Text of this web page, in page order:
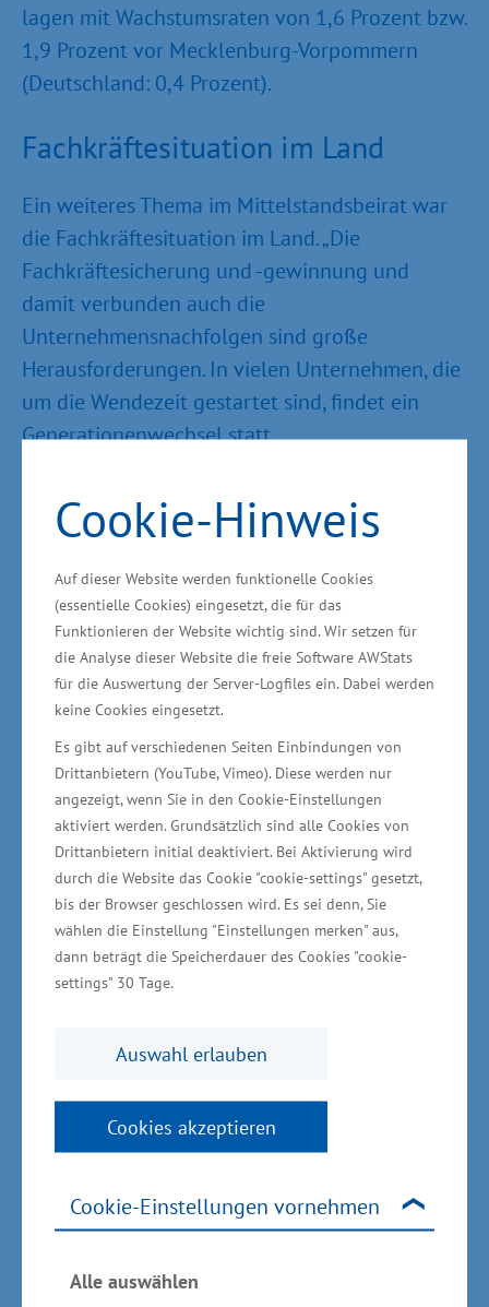
Cookie-Hinweis
Auf dieser Website werden funktionelle Cookies
(essentielle Cookies) eingesetzt, die für das
Funktionieren der Website wichtig sind. Wir setzen für
die Analyse dieser Website die freie Software AWStats
für die Auswertung der Server-Logfiles ein. Dabei werden
keine Cookies eingesetzt.
Es gibt auf verschiedenen Seiten Einbindungen von
Drittanbietern (YouTube, Vimeo). Diese werden nur
angezeigt, wenn Sie in den Cookie-Einstellungen
aktiviert werden. Grundsätzlich sind alle Cookies von
Drittanbietern initial deaktiviert. Bei Aktivierung wird
durch die Website das Cookie "cookie-settings" gesetzt,
bis der Browser geschlossen wird. Es sei denn, Sie
wählen die Einstellung "Einstellungen merken" aus,
dann beträgt die Speicherdauer des Cookies "cookie-
settings" 30 Tage.
Auswahl erlauben
Cookies akzeptieren
Cookie-Einstellungen vornehmen
Alle auswählen
lagen mit Wachstumsraten von 1,6 Prozent bzw.
1,9 Prozent vor Mecklenburg-Vorpommern
(Deutschland: 0,4 Prozent).
Fachkräftesituation im Land
Ein weiteres Thema im Mittelstandsbeirat war
die Fachkräftesituation im Land. „Die
Fachkräftesicherung und -gewinnung und
damit verbunden auch die
Unternehmensnachfolgen sind große
Herausforderungen. In vielen Unternehmen, die
um die Wendezeit gestartet sind, findet ein
Generationenwechsel statt.
Chancen, sich eine Perspektive in der Heimat
aufzubauen, den langjährig aufgebauten
bewahren und weiterzuentwickeln“, so Glawe
weiter. Nach Schätzungen der IHK´s MV werden
sich bis 2025 landesweit rund 12.000
Unternehmen der Herausforderung einer
Unternehmensnachfolge nutzen
Wirtschaftsminister Glawe warb dafür, die
Möglichkeiten der Unterstützung zu nutzen.
Beim Projekt „Nachfolgezentrale MV“ geht es
zum einen vor allem darum, Handwerk und
Mittelstand für die Nachfolgeproblematik zu
transportieren. Zum anderen soll der
sollen insbesondere
Unternehmensnachfolgende gesucht und
Unternehmensnachfolge in Mecklenburg-
strukturiert durchzuführen“, so Glawe weiter.